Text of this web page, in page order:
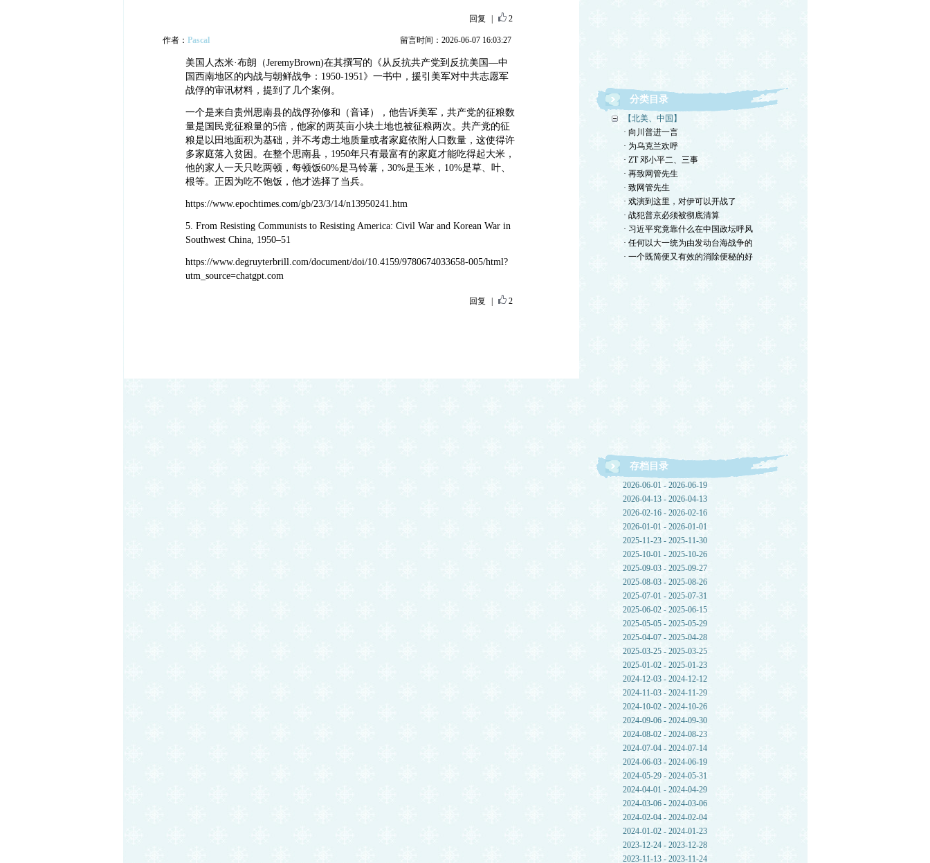
回复 2
作者： Pascal 留言时间：2026-06-07 16:03:27
美国人杰米·布朗（JeremyBrown)在其撰写的《从反抗共产党到反抗美国—中
国西南地区的内战与朝鲜战争：1950-1951》一书中，援引美军对中共志愿军
战俘的审讯材料，提到了几个案例。
一个是来自贵州思南县的战俘孙修和（音译），他告诉美军，共产党的征粮数
量是国民党征粮量的5倍，他家的两英亩小块土地也被征粮两次。共产党的征
粮是以田地面积为基础，并不考虑土地质量或者家庭依附人口数量，这使得许
多家庭落入贫困。在整个思南县，1950年只有最富有的家庭才能吃得起大米，
他的家人一天只吃两顿，每顿饭60%是马铃薯，30%是玉米，10%是草、叶、
根等。正因为吃不饱饭，他才选择了当兵。
https://www.epochtimes.com/gb/23/3/14/n13950241.htm
5. From Resisting Communists to Resisting America: Civil War and Korean War in
Southwest China, 1950–51
https://www.degruyterbrill.com/document/doi/10.4159/9780674033658-005/html?
utm_source=chatgpt.com
回复 2
分类目录
【北美、中国】
· 向川普进一言
· 为乌克兰欢呼
· ZT 邓小平二、三事
· 再致网管先生
· 致网管先生
· 戏演到这里，对伊可以开战了
· 战犯普京必须被彻底清算
· 习近平究竟靠什么在中国政坛呼风
· 任何以大一统为由发动台海战争的
· 一个既简便又有效的消除便秘的好
存档目录
2026-06-01 - 2026-06-19
2026-04-13 - 2026-04-13
2026-02-16 - 2026-02-16
2026-01-01 - 2026-01-01
2025-11-23 - 2025-11-30
2025-10-01 - 2025-10-26
2025-09-03 - 2025-09-27
2025-08-03 - 2025-08-26
2025-07-01 - 2025-07-31
2025-06-02 - 2025-06-15
2025-05-05 - 2025-05-29
2025-04-07 - 2025-04-28
2025-03-25 - 2025-03-25
2025-01-02 - 2025-01-23
2024-12-03 - 2024-12-12
2024-11-03 - 2024-11-29
2024-10-02 - 2024-10-26
2024-09-06 - 2024-09-30
2024-08-02 - 2024-08-23
2024-07-04 - 2024-07-14
2024-06-03 - 2024-06-19
2024-05-29 - 2024-05-31
2024-04-01 - 2024-04-29
2024-03-06 - 2024-03-06
2024-02-04 - 2024-02-04
2024-01-02 - 2024-01-23
2023-12-24 - 2023-12-28
2023-11-13 - 2023-11-24